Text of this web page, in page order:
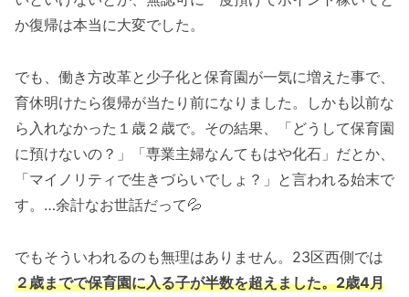
か復帰は本当に大変でした。
でも、働き方改革と少子化と保育園が一気に増えた事で、
育休明けたら復帰が当たり前になりました。しかも以前な
ら入れなかった１歳２歳で。その結果、「どうして保育園
に預けないの？」「専業主婦なんてもはや化石」だとか、
「マイノリティで生きづらいでしょ？」と言われる始末で
す。…余計なお世話だって💦
でもそういわれるのも無理はありません。23区西側では
２歳までで保育園に入る子が半数を超えました。2歳4月